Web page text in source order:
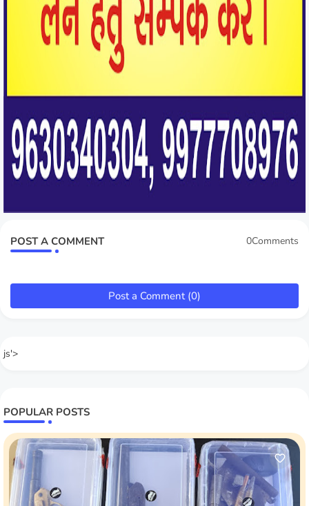
POST A COMMENT 0Comments
Post a Comment (0)
js'>
POPULAR POSTS